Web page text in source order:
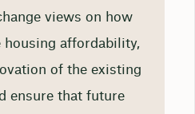
views on how
housing affordability,
of the existing
ensure that future